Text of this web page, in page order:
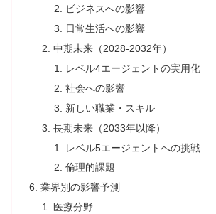
ビジネスへの影響
日常生活への影響
中期未来（2028-2032年）
レベル4エージェントの実用化
社会への影響
新しい職業・スキル
長期未来（2033年以降）
レベル5エージェントへの挑戦
倫理的課題
業界別の影響予測
医療分野